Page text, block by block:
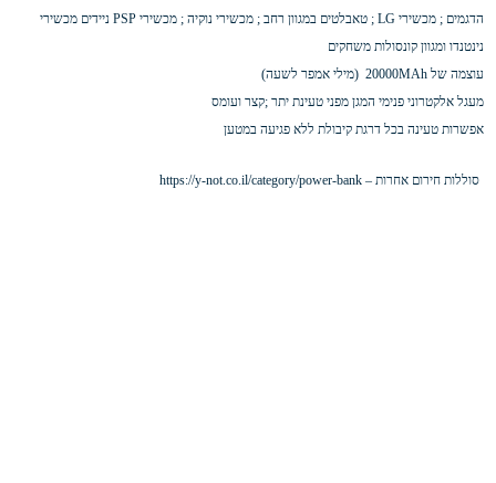
הדגמים ; מכשירי LG ; טאבלטים במגוון רחב ; מכשירי נוקיה ; מכשירי PSP ניידים מכשירי
נינטנדו ומגוון קונסולות משחקים
עוצמה של 20000MAh (מילי אמפר לשעה)
מעגל אלקטרוני פנימי המגן מפני טעינת יתר ;קצר ועומס
אפשרות טעינה בכל דרגת קיבולת ללא פגיעה במטען
סוללות חירום אחרות – https://y-not.co.il/category/power-bank